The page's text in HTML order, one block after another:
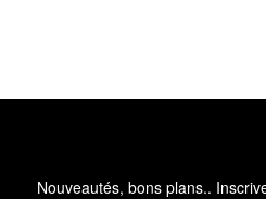
Nouveautés, bons plans..